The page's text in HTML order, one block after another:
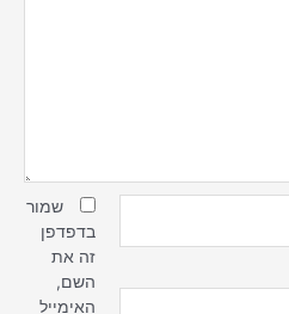
שמור
בדפדפן
זה את
השם,
האימייל